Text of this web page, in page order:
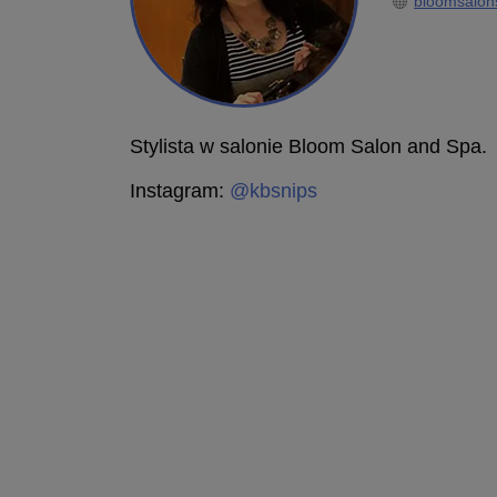
Stylista w salonie Bloom Salon and Spa.
Instagram: @kbsnips